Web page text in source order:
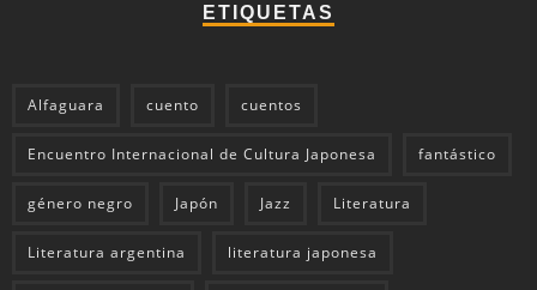
ETIQUETAS
Alfaguara cuento cuentos
Encuentro Internacional de Cultura Japonesa fantástico
género negro Japón Jazz Literatura
Literatura argentina literatura japonesa